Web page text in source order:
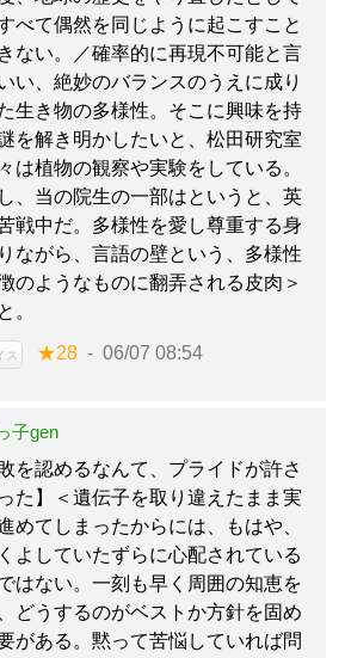
べて偶然を同じように起こすこと
ない。／確率的に再現不可能と言
い、絶妙のバランスのうえに成り
生き物の多様性。そこに興味を持
を解き明かしたいと、松田研究室
は植物の観察や実験をしている。
、当の院生の一部はというと、英
戦中だ。多様性を愛し尊重する身
ながら、言語の壁という、多様性
のようなものに翻弄される皮肉＞
。
ス ★28 06/07 08:54
子gen
敗を認めるなんて、プライドが許さ
た】＜遺伝子を取り違えたまま実
めてしまったからには、もはや、
よしていたずらに心配されている
はない。一刻も早く周囲の知恵を
どうするのがベストか方針を固め
がある。黙って苦悩していれば問